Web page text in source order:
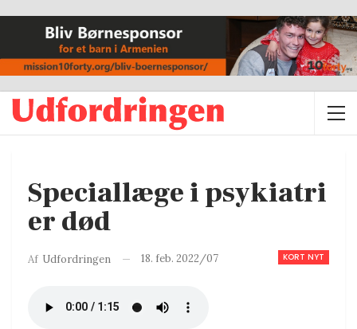
Speciallæge i psykiatri
er død
KORT NYT
Af Udfordringen 18. feb. 2022/07